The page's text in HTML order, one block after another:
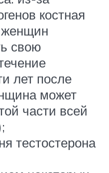
костная
женщин
свою
лет после
может
части всей
тестостерона